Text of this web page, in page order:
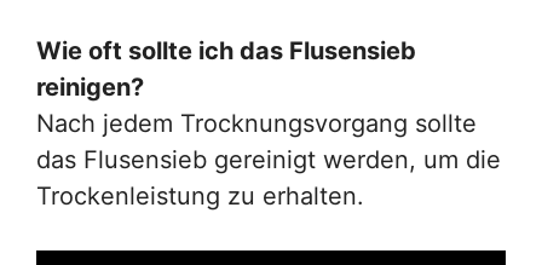
Wie oft sollte ich das Flusensieb
reinigen?
Nach jedem Trocknungsvorgang sollte
das Flusensieb gereinigt werden, um die
Trockenleistung zu erhalten.